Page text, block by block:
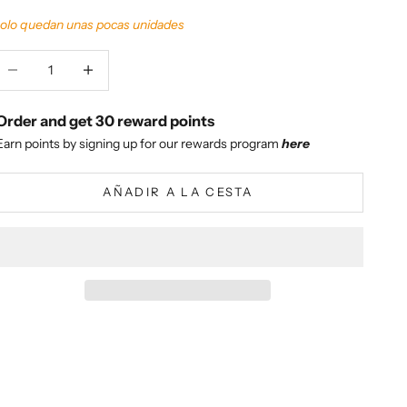
quedan unas pocas unidades
and get30 reward points
points by signing up for our rewards programhere
AÑADIR A LA CESTA